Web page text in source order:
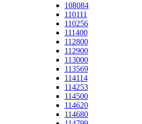
108084
110111
110256
111400
112800
112900
113000
113569
114114
114253
114500
114620
114680